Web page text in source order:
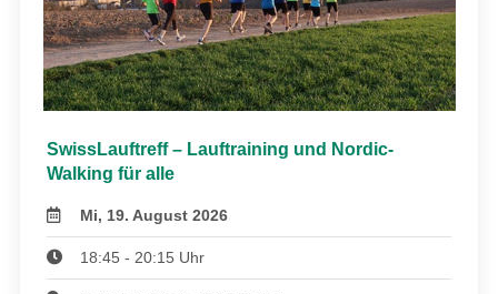
SwissLauftreff – Lauftraining und Nordic-
Walking für alle
Mi, 19. August 2026
18:45 - 20:15 Uhr